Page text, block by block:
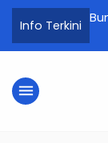
Info Terkini
Cirebon
menu